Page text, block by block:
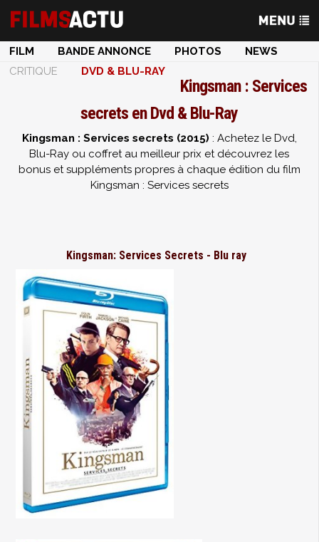
FILM BANDE ANNONCE PHOTOS
NEWS
CRITIQUE
DVD & BLU-RAY
Kingsman : Services
secrets en Dvd & Blu-Ray
Kingsman : Services secrets (2015) : Achetez le Dvd,
Blu-Ray ou coffret au meilleur prix et découvrez les
bonus et suppléments propres à chaque édition du film
Kingsman : Services secrets
Kingsman: Services Secrets - Blu ray